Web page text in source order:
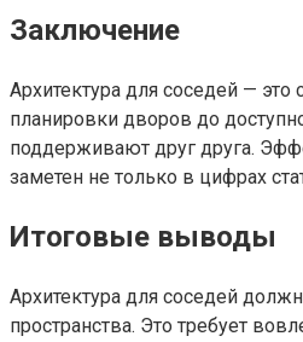
Заключение
Архитектура для соседей —
планировки дворов до
поддерживают друг друга.
заметен не только в цифрах
Итоговые выводы
Архитектура для соседей
пространства. Это требует